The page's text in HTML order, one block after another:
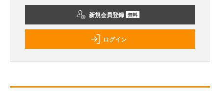
新規会員登録 無料
ログイン